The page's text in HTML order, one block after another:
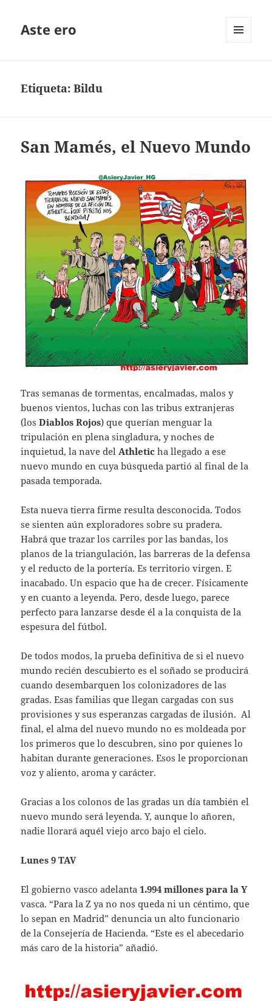
Aste ero
Etiqueta:Bildu
San Mamés, el Nuevo Mundo
Tras semanas de tormentas, encalmadas, malos y
buenos vientos, luchas con las tribus extranjeras
(losDiablos Rojos) que querían menguar la
tripulación en plena singladura, y noches de
inquietud, la nave del Athletic ha llegado a ese
nuevo mundo en cuya búsqueda partió al final de la
pasada temporada.
Esta nueva tierra firme resulta desconocida. Todos
se sienten aún exploradores sobre su pradera.
Habrá que trazar los carriles por las bandas, los
planos de la triangulación, las barreras de la defensa
y el reducto de la portería. Es territorio virgen. E
inacabado. Un espacio que ha de crecer. Físicamente
y en cuanto a leyenda. Pero, desde luego, parece
perfecto para lanzarse desde él a la conquista de la
espesura del fútbol.
De todos modos, la prueba definitiva de si el nuevo
mundo recién descubierto es el soñado se producirá
cuando desembarquen los colonizadores de las
gradas. Esas familias que llegan cargadas con sus
provisiones y sus esperanzas cargadas de ilusión. Al
final, el alma del nuevo mundo no es moldeada por
los primeros que lo descubren, sino por quienes lo
habitan durante generaciones. Esos le proporcionan
voz y aliento, aroma y carácter.
Gracias a los colonos de las gradas un día también el
nuevo mundo será leyenda. Y, aunque lo añoren,
nadie llorará aquél viejo arco bajo el cielo.
Lunes 9 TAV
El gobierno vasco adelanta1.994 millones para la Y
vasca. “Para la Z ya no nos queda ni un céntimo, que
lo sepan en Madrid” denuncia un alto funcionario
de la Consejería de Hacienda. “Este es el abecedario
más caro de la historia” añadió.